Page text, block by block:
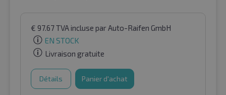
€ 97.67TVA incluse par Auto-Raifen GmbH
EN STOCK
Livraison gratuite
Détails Panier d'achat